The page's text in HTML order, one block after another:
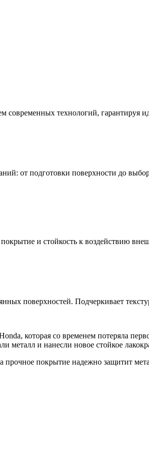
современных технологий, гарантируя
от подготовки поверхности до
и стойкость к воздействию
поверхностей. Подчеркивает
которая со временем потеряла
металл и нанесли новое стойкое
покрытие надежно защитит